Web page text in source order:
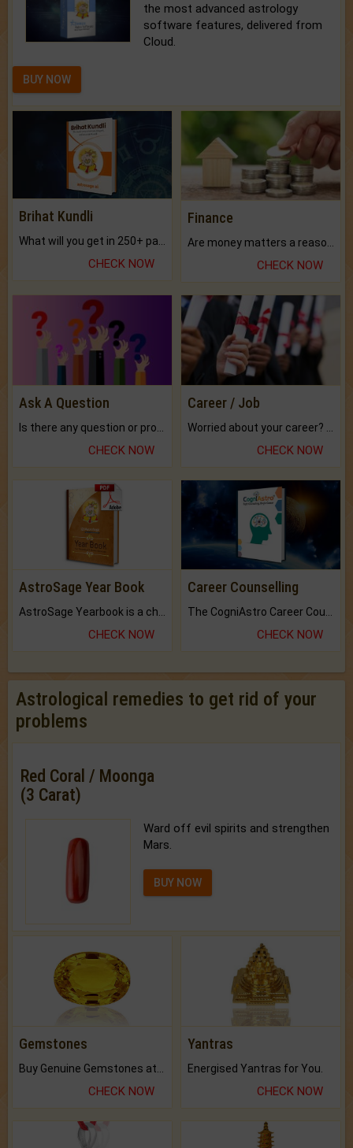
the most advanced astrology
software features, delivered from
Cloud.
BUY NOW
Brihat Kundli
CHECK NOW
Finance
CHECK NOW
Ask A Question
CHECK NOW
Career / Job
CHECK NOW
AstroSage Year Book
AstroSage Yearbook is a channel to fulfill your dreams and destiny.
CHECK NOW
Career Counselling
The CogniAstro Career Counselling Report is the most comprehensive report available on this topic.
CHECK NOW
Astrological remedies to get rid of your
problems
Red Coral / Moonga
(3 Carat)
Ward off evil spirits and strengthen
Mars.
BUY NOW
Gemstones
CHECK NOW
Yantras
Energised Yantras for You.
CHECK NOW